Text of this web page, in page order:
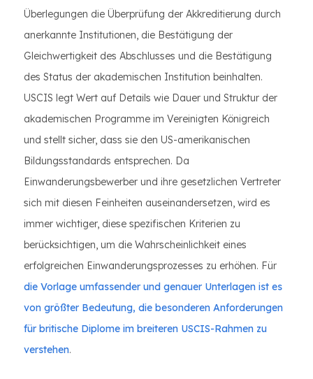
Überlegungen die Überprüfung der Akkreditierung durch
anerkannte Institutionen, die Bestätigung der
Gleichwertigkeit des Abschlusses und die Bestätigung
des Status der akademischen Institution beinhalten.
USCIS legt Wert auf Details wie Dauer und Struktur der
akademischen Programme im Vereinigten Königreich
und stellt sicher, dass sie den US-amerikanischen
Bildungsstandards entsprechen. Da
Einwanderungsbewerber und ihre gesetzlichen Vertreter
sich mit diesen Feinheiten auseinandersetzen, wird es
immer wichtiger, diese spezifischen Kriterien zu
berücksichtigen, um die Wahrscheinlichkeit eines
erfolgreichen Einwanderungsprozesses zu erhöhen. Für
die Vorlage umfassender und genauer Unterlagen ist es
von größter Bedeutung, die besonderen Anforderungen
für britische Diplome im breiteren USCIS-Rahmen zu
verstehen.